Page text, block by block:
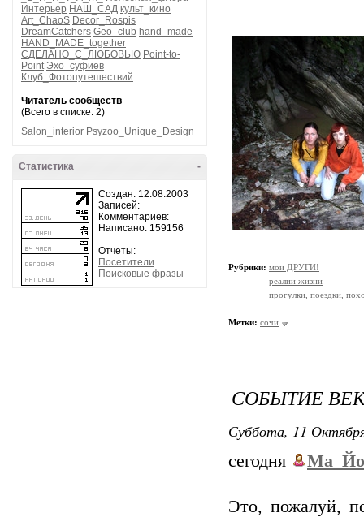
Интерьер НАШ_САД культ_кино
Art_ChaoS Decor_Rospis
DreamCatchers Geo_club hand_made
HAND_MADE_together
СДЕЛАНО_С_ЛЮБОВЬЮ Point-to-
Point Эхо_суфиев
Клуб_Фотопутешествий
Читатель сообществ
(Всего в списке: 2)
Salon_interior Psyzoo_Unique_Design
-
Статистика
Создан: 12.08.2003
Записей:
Комментариев:
Написано: 159156
Отчеты:
Посетители
Поисковые фразы
Рубрики: мои ДРУГИ!
реалии жизни
прогулки, поездки,
Метки: сочи
СОБЫТИЕ
Суббота, 11
сегодня
Это, пожалуй,